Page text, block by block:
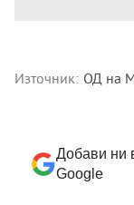
Източник: ОД на
Добави ни
Google